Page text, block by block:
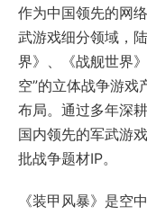
作为中国领先的网
武游戏细分领域，
界》、《战舰世界
空”的立体战争游戏
布局。通过多年深
国内领先的军武游
批战争题材IP。
《装甲风暴》是空